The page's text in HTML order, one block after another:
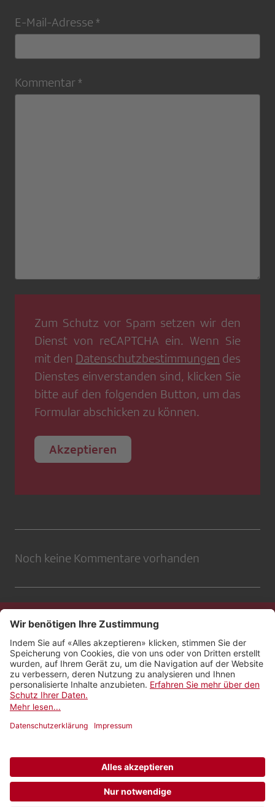
E-Mail-Adresse *
Kommentar *
Zum Schutz vor Spam setzen wir den
Dienst von reCAPTCHA ein. Wenn Sie
mit den Datenschutzbestimmungen des
Dienstes einverstanden sind, klicken Sie
bitte auf den folgenden Button, um das
Formular abschicken zu können.
Akzeptieren
Noch keine Kommentare vorhanden
Kontakt
Impressum
Rechtliches
Netiquette
Newsletter abonnieren